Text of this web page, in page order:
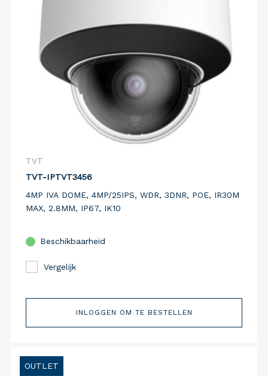
TVT
TVT-IPTVT3456
4MP IVA DOME, 4MP/25IPS, WDR, 3DNR, POE, IR30M
MAX, 2.8MM, IP67, IK10
Beschikbaarheid
Vergelijk
INLOGGEN OM TE BESTELLEN
OUTLET